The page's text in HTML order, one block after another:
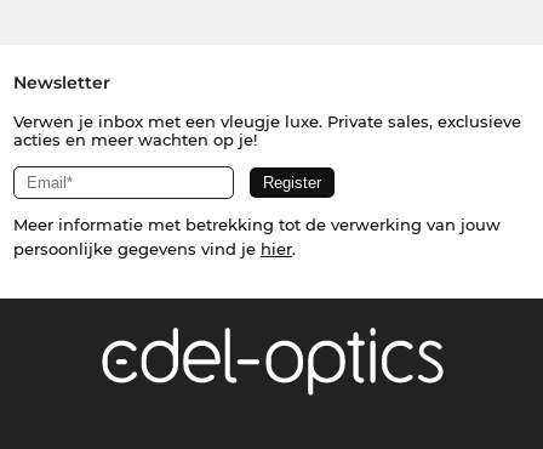
Newsletter
Verwen je inbox met een vleugje luxe. Private sales, exclusieve
acties en meer wachten op je!
Meer informatie met betrekking tot de verwerking van jouw
persoonlijke gegevens vind je hier.